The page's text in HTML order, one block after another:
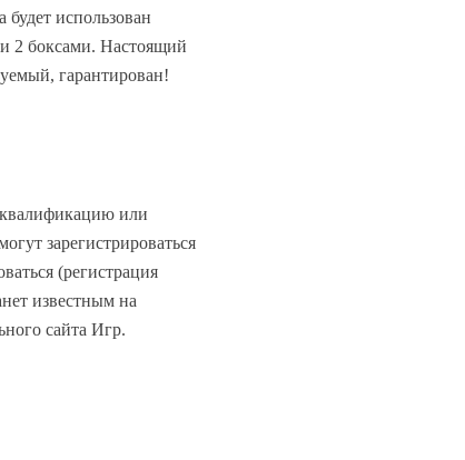
использован
2 боксами. Настоящий
гарантирован!
или
зарегистрироваться
(регистрация
известным на
сайта Игр.